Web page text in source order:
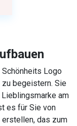
Schönheits Logo
begeistern. Sie
am
es für Sie von
das zum